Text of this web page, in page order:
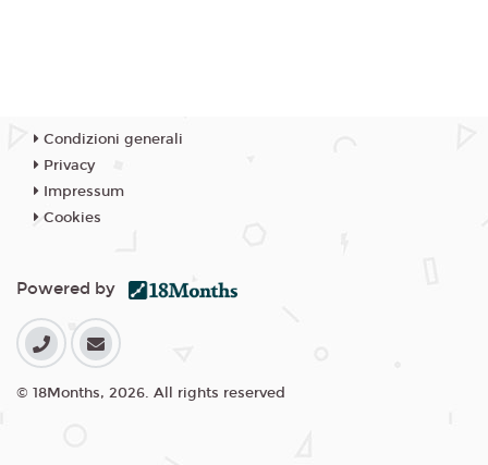
Condizioni generali
Privacy
Impressum
Cookies
Powered by
© 18Months, 2026. All rights reserved